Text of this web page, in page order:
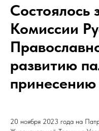
Состоялось
Комиссии
развитию
принесению
20 ноября 2023 года на